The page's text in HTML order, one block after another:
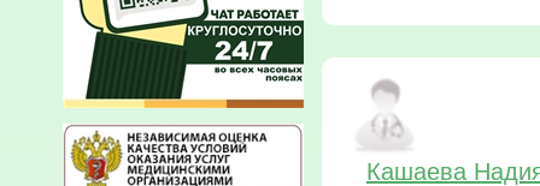
Кашаева